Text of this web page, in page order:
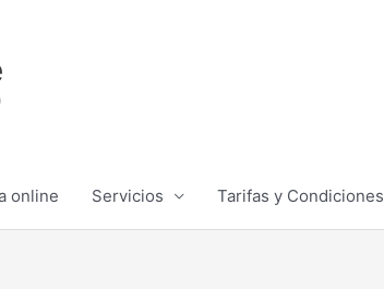
online Servicios Tarifas y Condiciones